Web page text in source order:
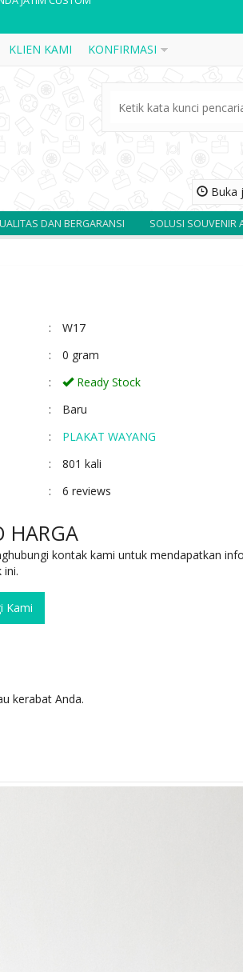
GUBERNUR DAN DPR
RESIN PLN CUSTOM
KLIEN KAMI KONFIRMASI
Buka
BERGARANSI SOLUSI SOUVENIR ANDA
:
W17
:
0 gram
:
Ready Stock
:
Baru
:
PLAKAT WAYANG
:
801 kali
: 6 reviews
HARGA
kontak kami untuk mendapatkan
ini.
Kami
kerabat Anda.
R54